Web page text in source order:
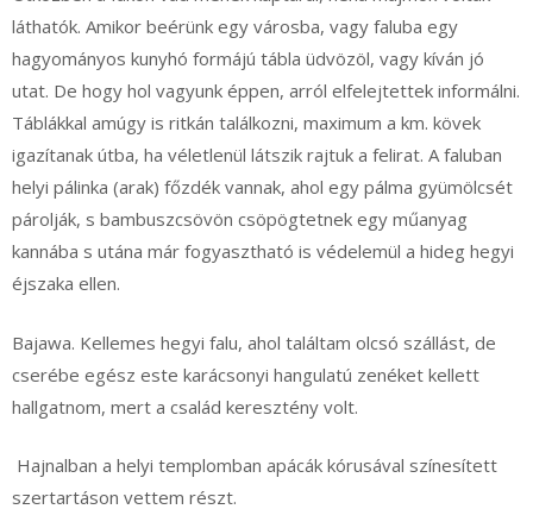
láthatók. Amikor beérünk egy városba, vagy faluba egy
hagyományos kunyhó formájú tábla üdvözöl, vagy kíván jó
utat. De hogy hol vagyunk éppen, arról elfelejtettek informálni.
Táblákkal amúgy is ritkán találkozni, maximum a km. kövek
igazítanak útba, ha véletlenül látszik rajtuk a felirat. A faluban
helyi pálinka (arak) főzdék vannak, ahol egy pálma gyümölcsét
párolják, s bambuszcsövön csöpögtetnek egy műanyag
kannába s utána már fogyasztható is védelemül a hideg hegyi
éjszaka ellen.
Bajawa. Kellemes hegyi falu, ahol találtam olcsó szállást, de
cserébe egész este karácsonyi hangulatú zenéket kellett
hallgatnom, mert a család keresztény volt.
Hajnalban a helyi templomban apácák kórusával színesített
szertartáson vettem részt.